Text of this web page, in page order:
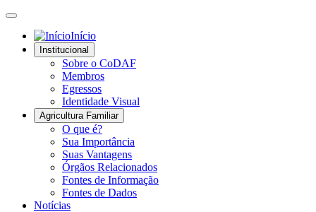
Início
Institucional
Sobre o CoDAF
Membros
Egressos
Identidade Visual
Agricultura Familiar
O que é?
Sua Importância
Suas Vantagens
Órgãos Relacionados
Fontes de Informação
Fontes de Dados
Notícias